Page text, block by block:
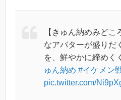
【きゅん納めみど
なアバターが盛りだ
を、鮮やかに締めく
ゅん納め #イケメン
pic.twitter.com/